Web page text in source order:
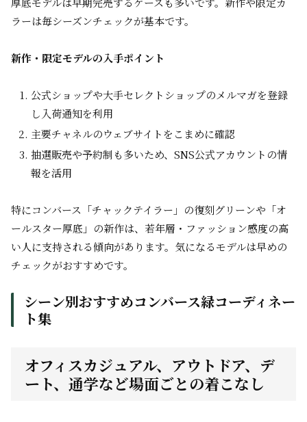
ラーは毎シーズンチェックが基本です。
新作・限定モデルの入手ポイント
公式ショップや大手セレクトショップのメルマガを登録
し入荷通知を利用
主要チャネルのウェブサイトをこまめに確認
抽選販売や予約制も多いため、SNS公式アカウントの情
報を活用
特にコンバース「チャックテイラー」の復刻グリーンや「オ
ールスター厚底」の新作は、若年層・ファッション感度の高
い人に支持される傾向があります。気になるモデルは早めの
チェックがおすすめです。
シーン別おすすめコンバース緑コーディネー
ト集
オフィスカジュアル、アウトドア、デ
ート、通学など場面ごとの着こなし